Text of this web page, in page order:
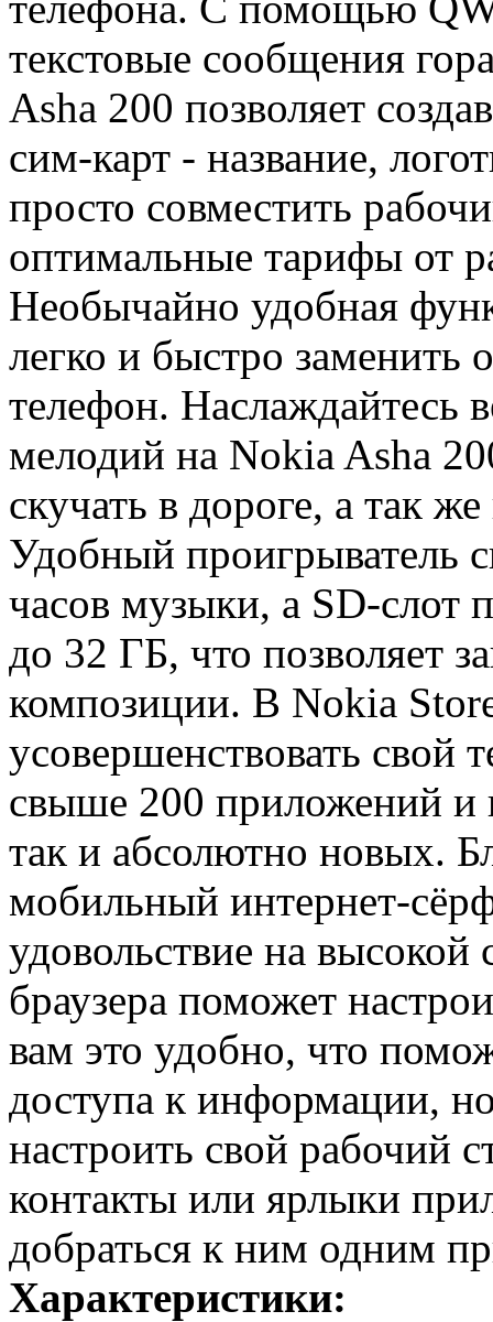
текстовые сообщения
Asha 200 позволяет
сим-карт - название,
просто совместить
оптимальные тарифы от
Необычайно удобная
легко и быстро заменить
телефон. Наслаждайтесь
мелодий на Nokia Asha
скучать в дороге, а так
Удобный проигрыватель
часов музыки, а SD-слот
до 32 ГБ, что позволяет
композиции. В Nokia
усовершенствовать свой
свыше 200 приложений и
так и абсолютно новых.
мобильный интернет-
удовольствие на
браузера поможет
вам это удобно, что
доступа к информации,
настроить свой рабочий
контакты или ярлыки
добраться к ним одним
Характеристики: